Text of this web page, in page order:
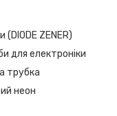
(DIODE ZENER)
для електроніки
трубка
неон